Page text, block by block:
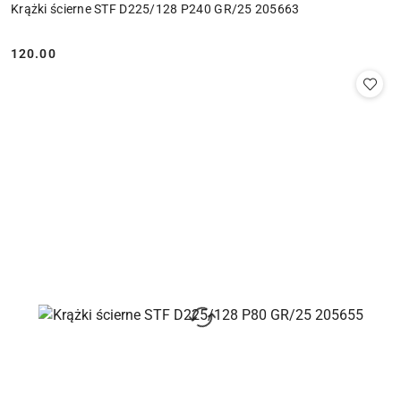
Krążki ścierne STF D225/128 P240 GR/25 205663
Cena:
120.00